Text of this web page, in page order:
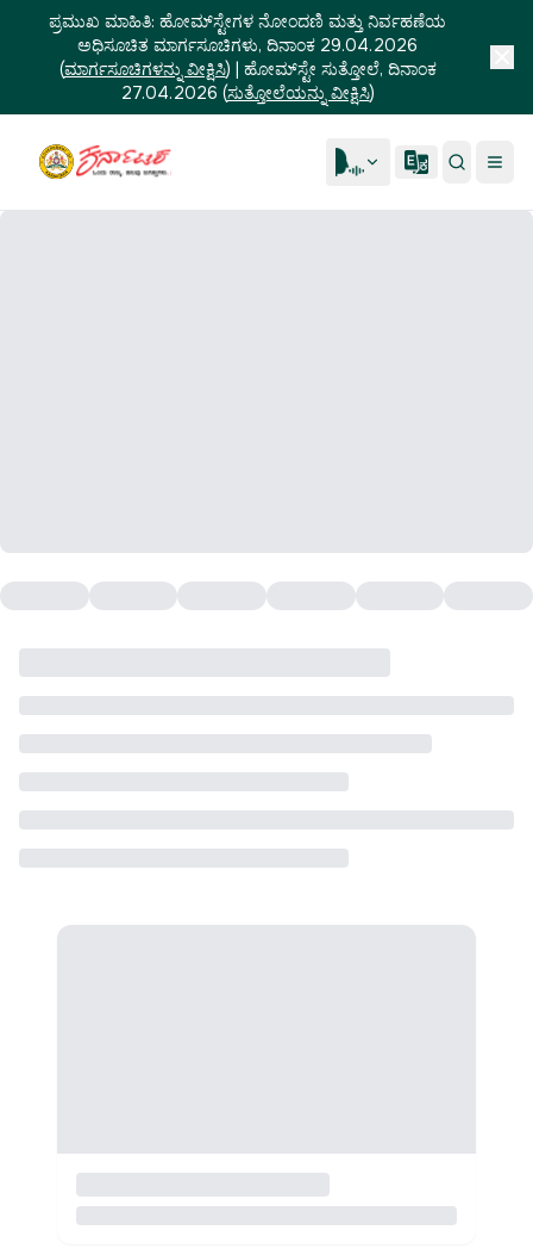
ಪ್ರಮುಖ ಮಾಹಿತಿ: ಹೋಮ್‌ಸ್ಟೇಗಳ ನೋಂದಣಿ ಮತ್ತು ನಿರ್ವಹಣೆಯ
ಅಧಿಸೂಚಿತ ಮಾರ್ಗಸೂಚಿಗಳು, ದಿನಾಂಕ 29.04.2026
(ಮಾರ್ಗಸೂಚಿಗಳನ್ನು ವೀಕ್ಷಿಸಿ) | ಹೋಮ್‌ಸ್ಟೇ ಸುತ್ತೋಲೆ, ದಿನಾಂಕ
27.04.2026 (ಸುತ್ತೋಲೆಯನ್ನು ವೀಕ್ಷಿಸಿ)